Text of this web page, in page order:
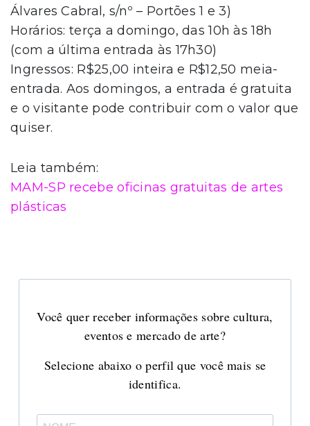
Álvares Cabral, s/nº – Portões 1 e 3)
Horários: terça a domingo, das 10h às 18h
(com a última entrada às 17h30)
Ingressos: R$25,00 inteira e R$12,50 meia-
entrada. Aos domingos, a entrada é gratuita
e o visitante pode contribuir com o valor que
quiser.
Leia também:
MAM-SP recebe oficinas gratuitas de artes
plásticas
Você quer receber informações sobre cultura,
eventos e mercado de arte?
Selecione abaixo o perfil que você mais se
identifica.